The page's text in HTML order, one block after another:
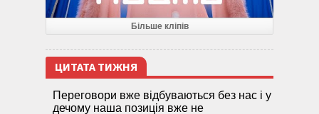
Більше кліпів
ЦИТАТА ТИЖНЯ
Переговори вже відбуваються без нас і у
дечому наша позиція вже не